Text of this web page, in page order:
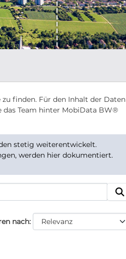
finden. Für den Inhalt der Daten
Team hinter MobiData BW®
stetig weiterentwickelt.
werden hier dokumentiert.
nach